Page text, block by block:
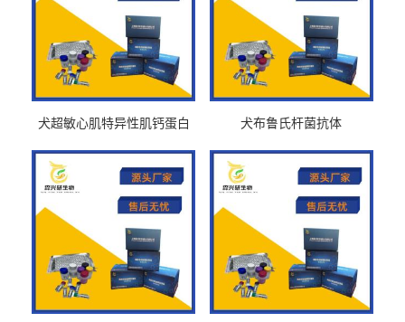
犬超敏心肌特异性肌钙蛋白
犬布鲁氏杆菌抗体